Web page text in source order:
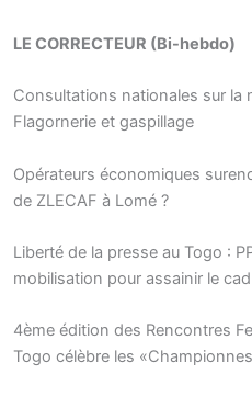
LE CORRECTEUR (Bi-hebdo)
Consultations nationales sur la
Flagornerie et gaspillage
Opérateurs économiques
de ZLECAF à Lomé ?
Liberté de la presse au Togo :
mobilisation pour assainir le
4ème édition des Rencontres
Togo célèbre les